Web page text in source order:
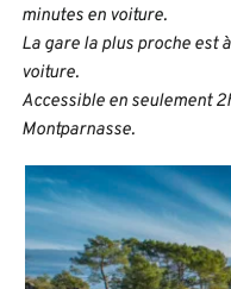
minutes en voiture.
La gare la plus proche est
voiture.
Accessible en seulement
Montparnasse.